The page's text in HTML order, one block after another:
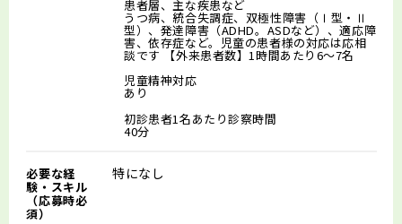
患者層、主な疾患など
うつ病、統合失調症、双極性障害（Ⅰ型・Ⅱ
型）、発達障害（ADHD。ASDなど）、適応障
害、依存症など。児童の患者様の対応は応相
談です 【外来患者数】1時間あたり6～7名
児童精神対応
あり
初診患者1名あたり診察時間
40分
必要な経
験・スキル
（応募時必
須）
特になし